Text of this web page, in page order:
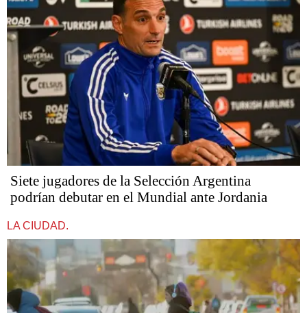
Siete jugadores de la Selección Argentina
podrían debutar en el Mundial ante Jordania
LA CIUDAD.